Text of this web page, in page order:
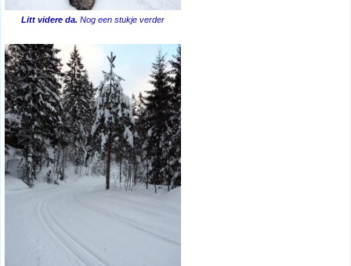
Litt videre da. Nog een stukje verder